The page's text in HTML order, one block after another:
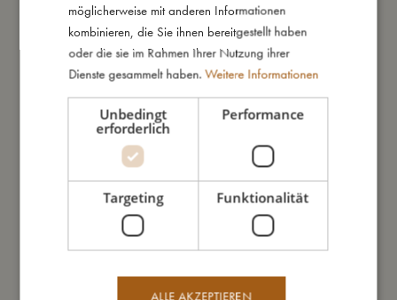
Das Buch umfasst 18 Seiten mit handgezeichneten
Abbildungen. Die dicken Pappseiten sind leicht beschichtet und
lassen sich ganz einfach abwischen, nachdem sie von kleinen
klebrigen Fingern angefasst wurden.
Das Bilderbuch kommt ganz ohne Text aus, so dass es
unabhängig von der Sprache von allen genossen werden
Das Babybuch ist ein ideales Geschenk für das jüngste
Mitglied der Familie.
Empfohlen ab 12+ Monaten.
möglicherweise mit anderen Informationen
kombinieren, die Sie ihnen bereitgestellt haben
oder die sie im Rahmen Ihrer Nutzung ihrer
Dienste gesammelt haben. Weitere Informationen
Unbedingt
erforderlich
Performance
Targeting Funktionalität
ALLE AKZEPTIEREN